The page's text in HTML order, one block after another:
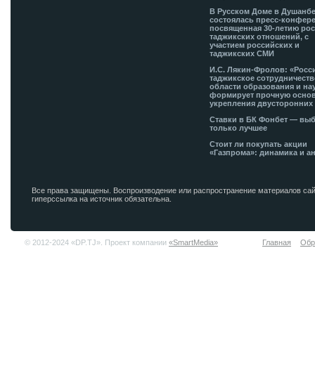
В Русском Доме в
состоялась пресс-
посвященная 30-летию
таджикских отношений, с
участием российских и
таджикских СМИ
И.С. Лякин-Фролов:
таджикское
области образования и
формирует прочную
укрепления двусторонних
Ставки в БК Фонбет —
только лучшее
Стоит ли покупать акции
«Газпрома»: динамика и
Все права защищены. Воспроизводение или распространение материалов
гиперссылка на источник обязательна.
© 2012-2024 «DP.TJ». Проект компании «SmartMedia» Главная